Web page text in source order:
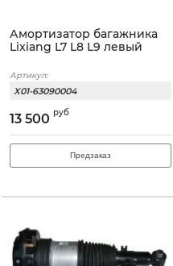
Амортизатор багажника
Lixiang L7 L8 L9 левый
Артикул:
X01-63090004
13 500 руб
Предзаказ